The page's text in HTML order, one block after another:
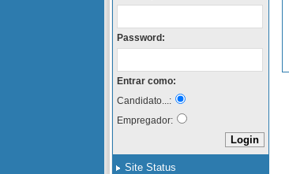
Password:
Entrar como:
Candidato...:
Empregador:
Site Status